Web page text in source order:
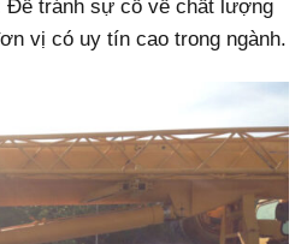
Để tránh sự cố về chất lượng
vị có uy tín cao trong ngành.